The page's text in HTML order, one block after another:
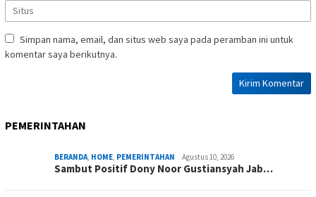
Simpan nama, email, dan situs web saya pada peramban ini untuk
komentar saya berikutnya.
PEMERINTAHAN
BERANDA, HOME, PEMERINTAHAN Agustus 10, 2026
Sambut Positif Dony Noor Gustiansyah Jab…